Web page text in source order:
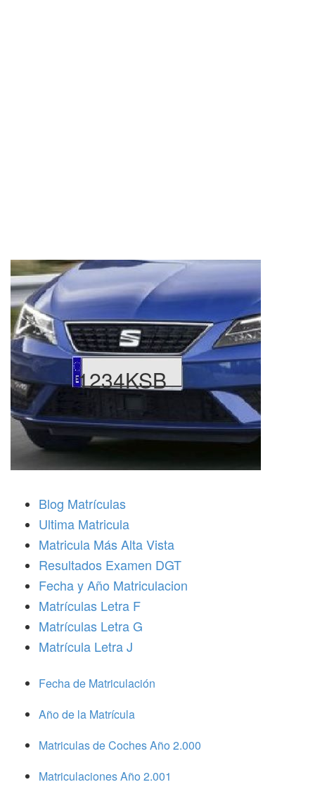
1234KSB
Blog Matrículas
Ultima Matricula
Matricula Más Alta Vista
Resultados Examen DGT
Fecha y Año Matriculacion
Matrículas Letra F
Matrículas Letra G
Matrícula Letra J
Fecha de Matriculación
Año de la Matrícula
Matriculas de Coches Año 2.000
Matriculaciones Año 2.001